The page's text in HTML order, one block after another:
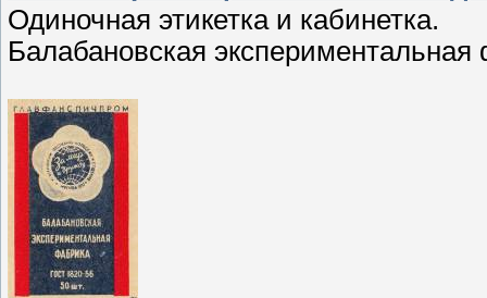
Одиночная этикетка и кабинетка.
Балабановская экспериментальная